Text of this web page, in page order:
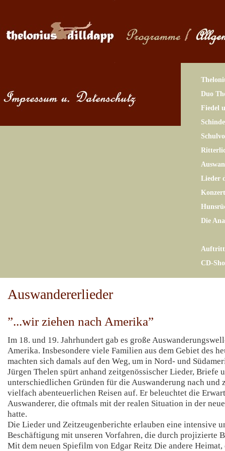
Duo
Fiedel
Lieder
Die
CD-
Auswandererlieder
”...wir ziehen nach Amerika”
Im 18. und 19. Jahrhundert gab es große
Amerika. Insbesondere viele Familien aus dem Gebiet des
machten sich damals auf den Weg, um in Nord- und
Jürgen Thelen spürt anhand zeitgenössischer Lieder, Briefe
unterschiedlichen Gründen für die Auswanderung nach und
vielfach abenteuerlichen Reisen auf. Er beleuchtet die
Auswanderer, die oftmals mit der realen Situation in der
hatte.
Die Lieder und Zeitzeugenberichte erlauben eine intensive
Beschäftigung mit unseren Vorfahren, die durch projizierte
Mit dem neuen Spiefilm von Edgar Reitz Die andere